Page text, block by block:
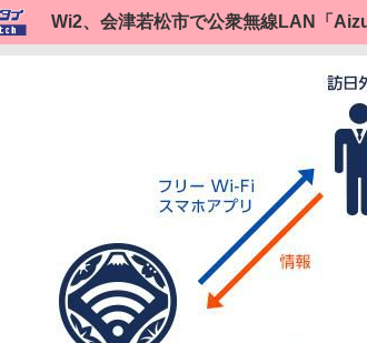
Wi2、会津若松市で公衆無線LAN「